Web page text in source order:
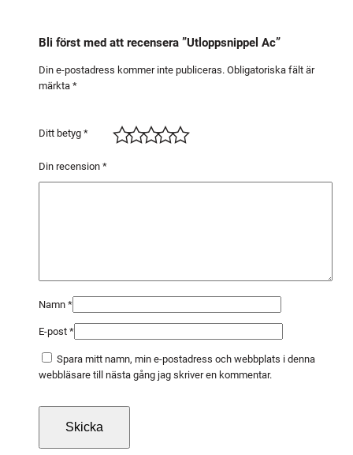
Bli först med att recensera ”Utloppsnippel Ac”
Din e-postadress kommer inte publiceras. Obligatoriska fält är
märkta *
Ditt betyg *
Din recension *
Namn *
E-post *
Spara mitt namn, min e-postadress och webbplats i denna
webbläsare till nästa gång jag skriver en kommentar.